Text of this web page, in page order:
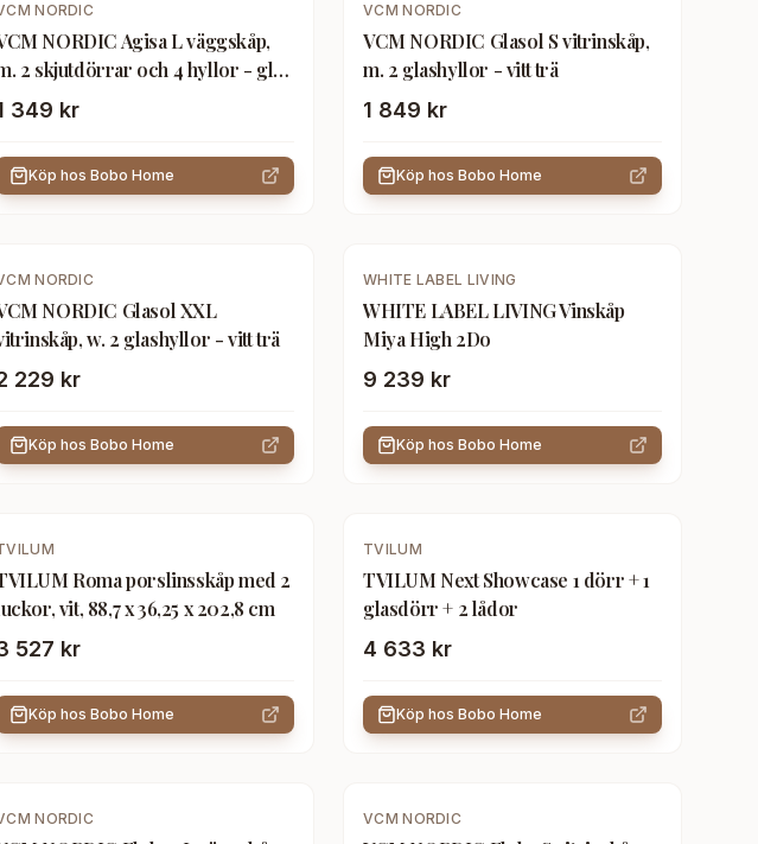
NORDIC
NORDIC Agisa L väggskåp,
2 skjutdörrar och 4 hyllor - glas
vitt trä
349 kr
Köp hos Bobo Home
VCM NORDIC
VCM NORDIC Glasol S vitrinskåp,
m. 2 glashyllor - vitt trä
1 849 kr
Köp hos Bobo Home
NORDIC
NORDIC Glasol XXL
w. 2 glashyllor - vitt trä
229 kr
Köp hos Bobo Home
WHITE LABEL LIVING
WHITE LABEL LIVING Vinskåp
Miya High 2Do
9 239 kr
Köp hos Bobo Home
Roma porslinsskåp med 2
vit, 88,7 x 36,25 x 202,8 cm
527 kr
Köp hos Bobo Home
TVILUM
TVILUM Next Showcase 1 dörr + 1
glasdörr + 2 lådor
4 633 kr
Köp hos Bobo Home
NORDIC VCM NORDIC